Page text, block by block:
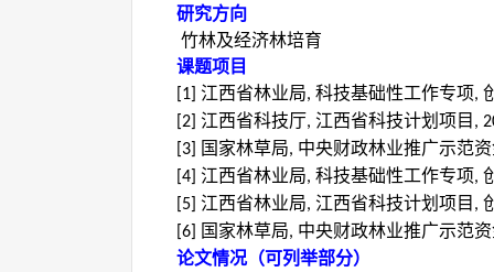
研究方向
竹林及经济林培育
课题项目
[1] 江西省林业局, 科技基础性工作专项,
[2] 江西省科技厅, 江西省科技计划项目 ,
[3]
国家林草局, 中央财政林业推广示范
[4] 江西省林业局, 科技基础性工作专项,
[5] 江西省林业局, 江西省科技计划项目 ,
[6] 国家林草局, 中央财政林业推广示范
论文情况（可列举部分）